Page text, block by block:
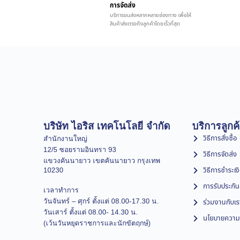
การจัดส่ง
บริการขนส่งหลากหลายช่องทาง เพื่อให้
สินค้าส่งตรงถึงลูกค้าโดยเร็วที่สุด
บริษัท ไอริส เทคโนโลยี จำกัด
สำนักงานใหญ่
12/5 ซอยรามอินทรา 93
แขวงคันนายาว เขตคันนายาว กรุงเทพ
10230
เวลาทำการ
วันจันทร์ – ศุกร์ ตั้งแต่ 08.00-17.30 น.
วันเสาร์ ตั้งแต่ 08.00- 14.30 น.
(เว้นวันหยุดราชการและนักขัตฤกษ์)
บริการลูก
วิธีการสั่งซื้อ
วิธีการจัดส่ง
วิธีการชำระเ
การรับประกั
ร่วมงานกับเ
นโยบายควา